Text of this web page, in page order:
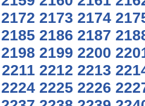
2172 2173 2174
2185 2186 2187
2198 2199 2200
2211 2212 2213
2224 2225 2226